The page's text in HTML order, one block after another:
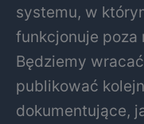
systemu, w
funkcjonuje poza
Będziemy
publikować
dokumentujące,